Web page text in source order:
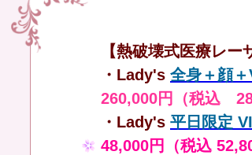
【熱破壊式医療レー
・Lady's 全身＋顔＋
260,000円（税込
・Lady's 平日限定
48,000円（税込